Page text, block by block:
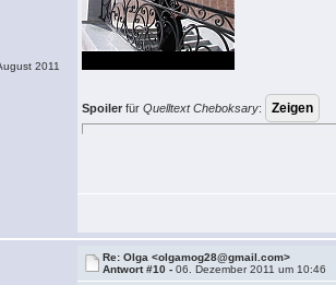
2011
Spoiler fürQuelltext Cheboksary:
Re: Olga <olgamog28@gmail.com>
Antwort #10 -06. Dezember 2011 um 10:46